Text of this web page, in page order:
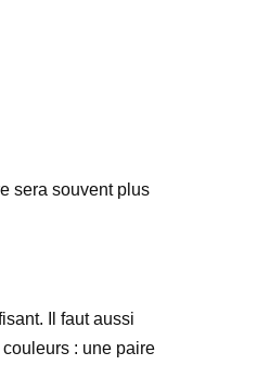
sera souvent plus
Il faut aussi
: une paire